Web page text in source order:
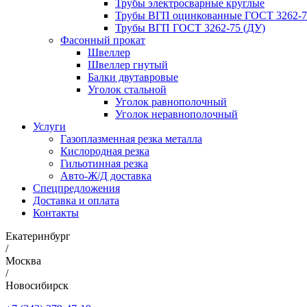
Трубы электросварные круглые
Трубы ВГП оцинкованные ГОСТ 3262-
Трубы ВГП ГОСТ 3262-75 (ДУ)
Фасонный прокат
Швеллер
Швеллер гнутый
Балки двутавровые
Уголок стальной
Уголок равнополочный
Уголок неравнополочный
Услуги
Газоплазменная резка металла
Кислородная резка
Гильотинная резка
Авто-Ж/Д доставка
Спецпредложения
Доставка и оплата
Контакты
Екатеринбург
/
Москва
/
Новосибирск